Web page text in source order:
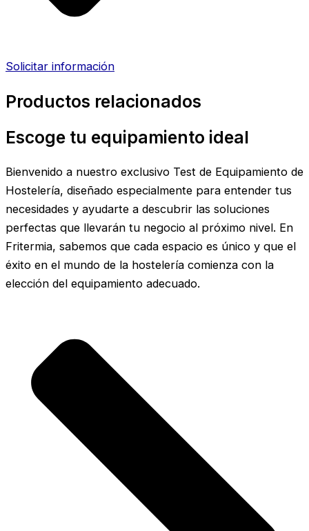
Solicitar información
Productos relacionados
Escoge tu equipamiento ideal
Bienvenido a nuestro exclusivo Test de Equipamiento de
Hostelería, diseñado especialmente para entender tus
necesidades y ayudarte a descubrir las soluciones
perfectas que llevarán tu negocio al próximo nivel. En
Fritermia, sabemos que cada espacio es único y que el
éxito en el mundo de la hostelería comienza con la
elección del equipamiento adecuado.